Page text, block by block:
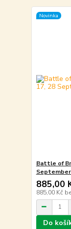
Novinka
Battle of
885,00
885,00 Kč
Do